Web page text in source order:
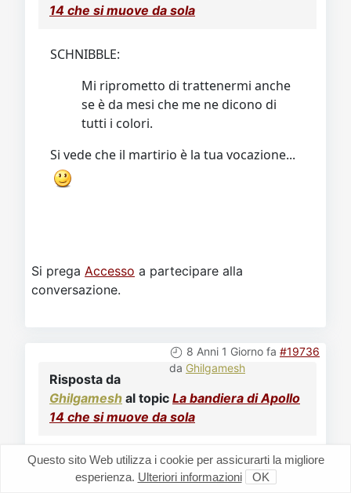
14 che si muove da sola
SCHNIBBLE:
Mi riprometto di trattenermi anche
se è da mesi che me ne dicono di
tutti i colori.
Si vede che il martirio è la tua vocazione...
Si prega Accesso a partecipare alla
conversazione.
8 Anni 1 Giorno fa #19736
da Ghilgamesh
Risposta da
Ghilgamesh al topic La bandiera di Apollo
14 che si muove da sola
HumanClone ha scritto: ha calcolato
la pressione alla bandiera per capire
Questo sito Web utilizza i cookie per assicurarti la migliore
esperienza. Ulteriori informazioni OK